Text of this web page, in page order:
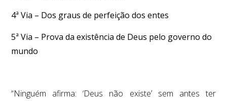
4ª Via – Dos graus de perfeição dos entes
5ª Via – Prova da existência de Deus pelo governo do
mundo
“Ninguém afirma: ‘Deus não existe’ sem antes ter